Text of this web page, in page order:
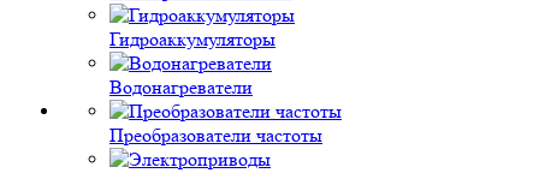
Гидроаккумуляторы
Водонагреватели
Преобразователи частоты